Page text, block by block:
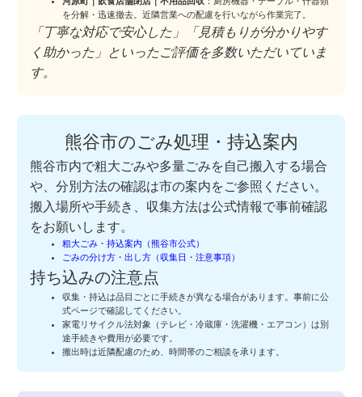
を分解・迅速撤去。近隣営業への配慮を行いながら作業完了。
「丁寧な対応で安心した」「見積もりが分かりやす
く助かった」といったご評価を多数いただいていま
す。
熊谷市のごみ処理・持込案内
熊谷市内で粗大ごみや多量ごみを自己搬入する場合
や、分別方法の確認は市の案内をご参照ください。
搬入場所や手続き、収集方法は公式情報で事前確認
をお願いします。
粗大ごみ・持込案内（熊谷市公式）
ごみの分け方・出し方（収集日・注意事項）
持ち込みの注意点
収集・持込は品目ごとに手続きが異なる場合があります。事前に公
式ページで確認してください。
家電リサイクル法対象（テレビ・冷蔵庫・洗濯機・エアコン）は別
途手続きや費用が必要です。
搬出時は近隣配慮のため、時間帯のご相談を承ります。